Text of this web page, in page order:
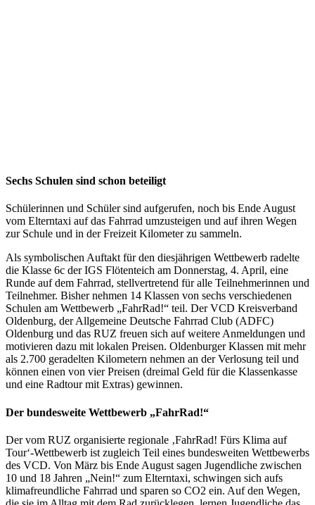
Sechs Schulen sind schon beteiligt
Schülerinnen und Schüler sind aufgerufen, noch bis Ende August
vom Elterntaxi auf das Fahrrad umzusteigen und auf ihren Wegen
zur Schule und in der Freizeit Kilometer zu sammeln.
Als symbolischen Auftakt für den diesjährigen Wettbewerb radelte
die Klasse 6c der IGS Flötenteich am Donnerstag, 4. April, eine
Runde auf dem Fahrrad, stellvertretend für alle Teilnehmerinnen und
Teilnehmer. Bisher nehmen 14 Klassen von sechs verschiedenen
Schulen am Wettbewerb „FahrRad!“ teil. Der VCD Kreisverband
Oldenburg, der Allgemeine Deutsche Fahrrad Club (ADFC)
Oldenburg und das RUZ freuen sich auf weitere Anmeldungen und
motivieren dazu mit lokalen Preisen. Oldenburger Klassen mit mehr
als 2.700 geradelten Kilometern nehmen an der Verlosung teil und
können einen von vier Preisen (dreimal Geld für die Klassenkasse
und eine Radtour mit Extras) gewinnen.
Der bundesweite Wettbewerb „FahrRad!“
Der vom RUZ organisierte regionale ‚FahrRad! Fürs Klima auf
Tour‘-Wettbewerb ist zugleich Teil eines bundesweiten Wettbewerbs
des VCD. Von März bis Ende August sagen Jugendliche zwischen
10 und 18 Jahren „Nein!“ zum Elterntaxi, schwingen sich aufs
klimafreundliche Fahrrad und sparen so CO2 ein. Auf den Wegen,